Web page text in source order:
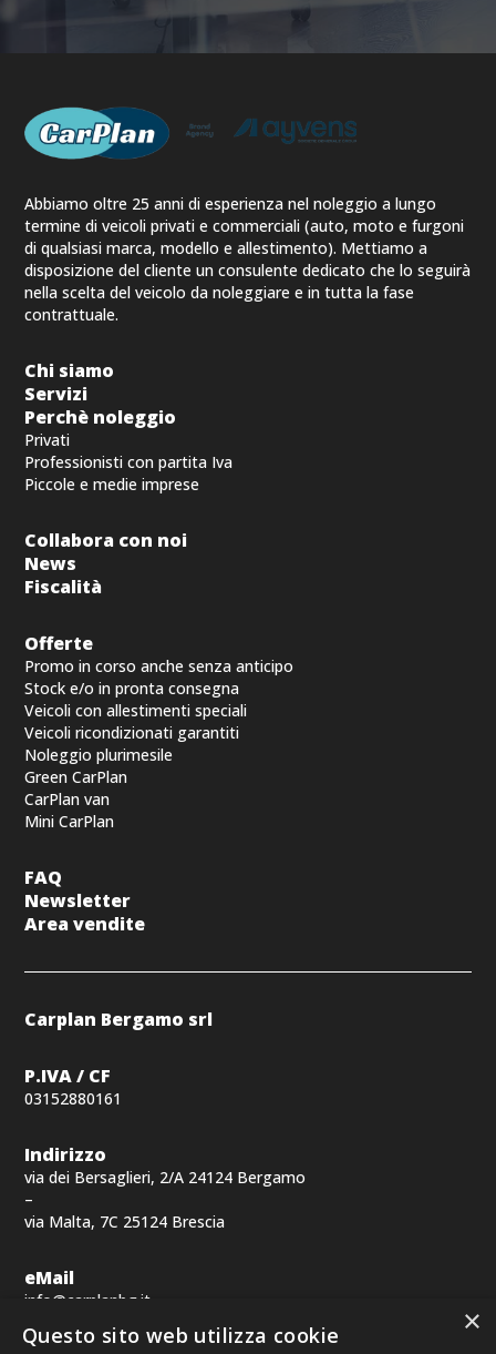
Abbiamo oltre 25 anni di esperienza nel noleggio a lungo
termine di veicoli privati e commerciali (auto, moto e furgoni
di qualsiasi marca, modello e allestimento). Mettiamo a
disposizione del cliente un consulente dedicato che lo seguirà
nella scelta del veicolo da noleggiare e in tutta la fase
contrattuale.
Chi siamo
Servizi
Perchè noleggio
Privati
Professionisti con partita Iva
Piccole e medie imprese
Collabora con noi
News
Fiscalità
Offerte
Promo in corso anche senza anticipo
Stock e/o in pronta consegna
Veicoli con allestimenti speciali
Veicoli ricondizionati garantiti
Noleggio plurimesile
Green CarPlan
CarPlan van
Mini CarPlan
FAQ
Newsletter
Area vendite
Carplan Bergamo srl
P.IVA / CF
03152880161
Indirizzo
via dei Bersaglieri, 2/A 24124 Bergamo
–
via Malta, 7C 25124 Brescia
eMail
info@carplanbg.it
×
Questo sito web utilizza cookie